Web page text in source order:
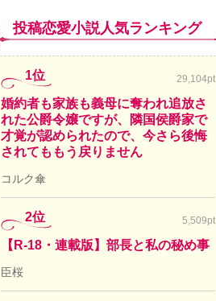
投稿恋愛小説人気ランキング
1位 29,104pt
婚約者も家族も義母に奪われ追放さ
れた公爵令嬢ですが、隣国侯爵家で
才覚が認められたので、今さら後悔
されてももう戻りません
コルク傘
2位 5,509pt
【R-18・連載版】部長と私の秘め事
臣桜